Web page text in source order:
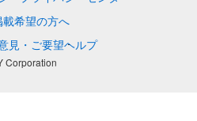
載希望の方へ
見・ご要望ヘルプ
Corporation